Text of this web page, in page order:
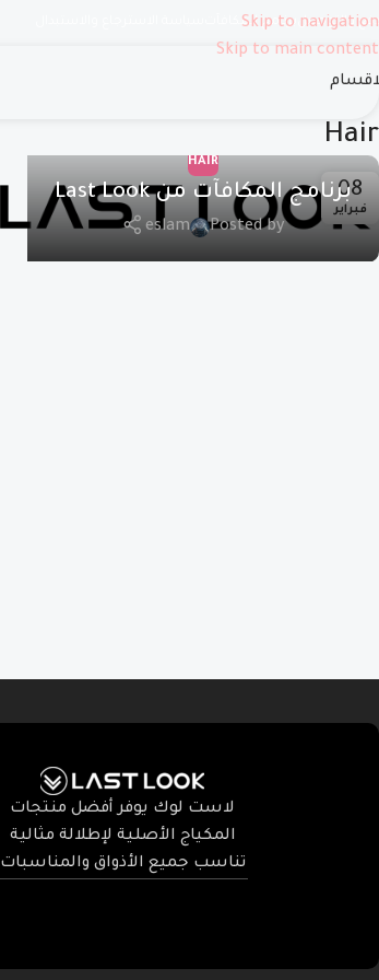
Skip to navigation
Skip to main content
والتوصيل برنامج المكافآت
Hair
08
فبراير
HAIR
برنامج المكافآت من Last Look
Posted by
eslam
لاست لوك يوفر أفضل منتجات
المكياج الأصلية لإطلالة مثالية
تناسب جميع الأذواق والمناسبات